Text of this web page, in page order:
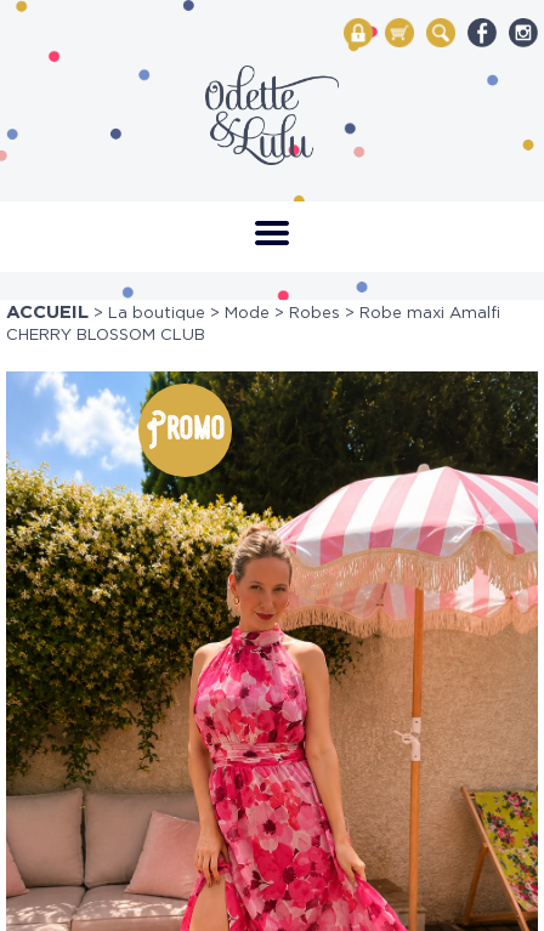
My Account
Mon panier
Rechercher
ACCUEIL > La boutique > Mode > Robes > Robe maxi Amalfi
CHERRY BLOSSOM CLUB
Promo